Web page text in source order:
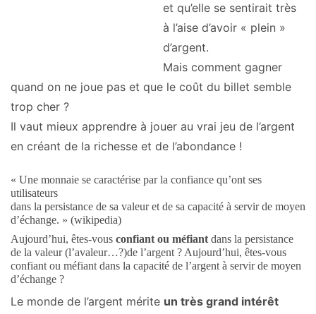
et qu’elle se sentirait très
à l’aise d’avoir « plein »
d’argent.
Mais comment gagner
quand on ne joue pas et que le coût du billet semble
trop cher ?
Il vaut mieux apprendre à jouer au vrai jeu de l’argent
en créant de la richesse et de l’abondance !
« Une monnaie se caractérise par la confiance qu’ont ses
utilisateurs
dans la persistance de sa valeur et de sa capacité à servir de moyen
d’échange. » (wikipedia)
Aujourd’hui, êtes-vous confiant ou méfiant dans la persistance
de la valeur (l’avaleur…?)de l’argent ? Aujourd’hui, êtes-vous
confiant ou méfiant dans la capacité de l’argent à servir de moyen
d’échange ?
Le monde de l’argent mérite un très grand intérêt